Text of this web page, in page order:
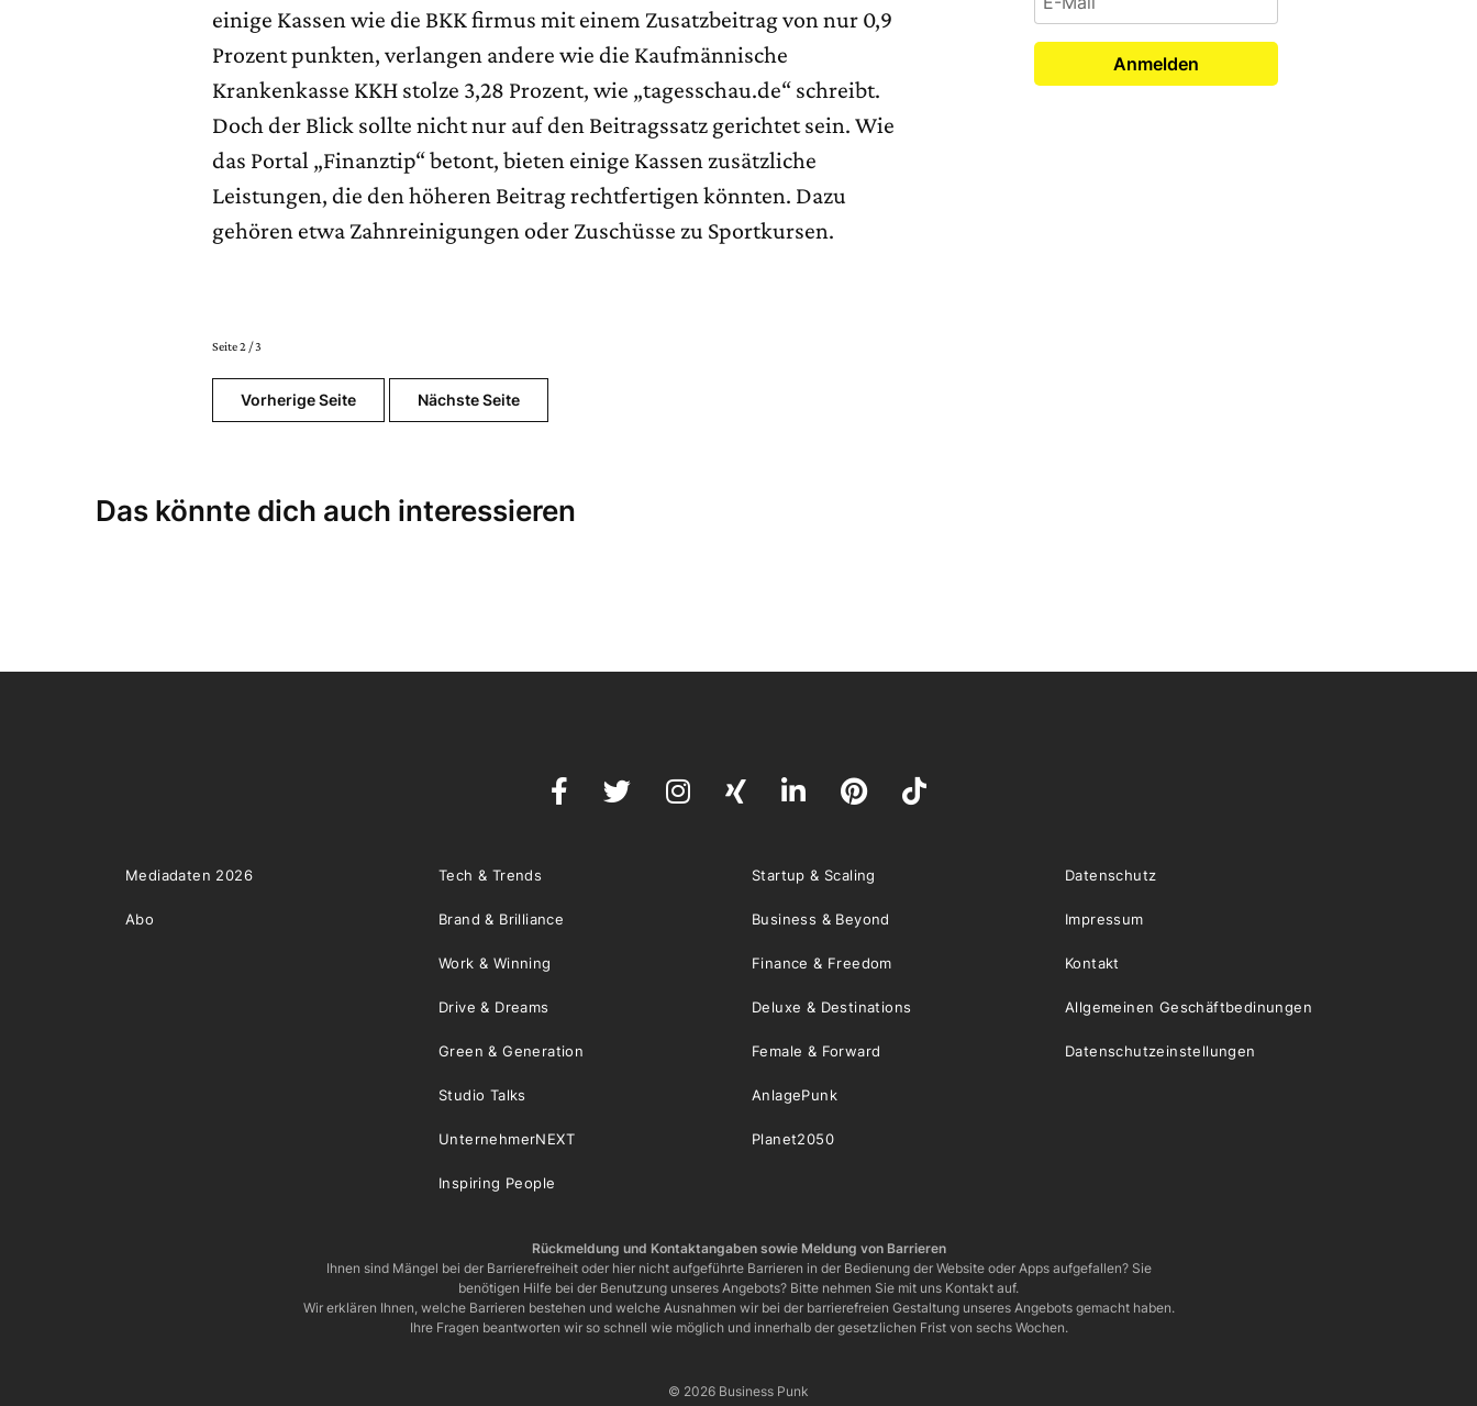
einige Kassen wie die BKK firmus mit einem Zusatzbeitrag von nur 0,9
Prozent punkten, verlangen andere wie die Kaufmännische
Krankenkasse KKH stolze 3,28 Prozent, wie „tagesschau.de“ schreibt.
Doch der Blick sollte nicht nur auf den Beitragssatz gerichtet sein. Wie
das Portal „Finanztip“ betont, bieten einige Kassen zusätzliche
Leistungen, die den höheren Beitrag rechtfertigen könnten. Dazu
gehören etwa Zahnreinigungen oder Zuschüsse zu Sportkursen.
Seite 2 / 3
Vorherige Seite Nächste Seite
Das könnte dich auch interessieren
Anmelden
Mediadaten 2026
Abo
Tech & Trends Startup & Scaling
Brand & Brilliance Business & Beyond
Work & Winning Finance & Freedom
Drive & Dreams Deluxe & Destinations
Green & Generation Female & Forward
Studio Talks AnlagePunk
UnternehmerNEXT Planet2050
Inspiring People
Datenschutz
Impressum
Kontakt
Allgemeinen Geschäftbedinungen
Datenschutzeinstellungen
Rückmeldung und Kontaktangaben sowie Meldung von Barrieren
Ihnen sind Mängel bei der Barrierefreiheit oder hier nicht aufgeführte Barrieren in der Bedienung der Website oder Apps aufgefallen? Sie
benötigen Hilfe bei der Benutzung unseres Angebots? Bitte nehmen Sie mit uns Kontakt auf.
Wir erklären Ihnen, welche Barrieren bestehen und welche Ausnahmen wir bei der barrierefreien Gestaltung unseres Angebots gemacht haben.
Ihre Fragen beantworten wir so schnell wie möglich und innerhalb der gesetzlichen Frist von sechs Wochen.
© 2026 Business Punk